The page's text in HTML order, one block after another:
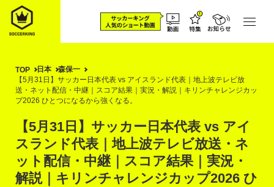
TOP 日本
森保一
【5月31日】サッカー日本代表 vs アイスランド代表｜地上波テレビ放
送・ネット配信・中継｜スコア結果｜実況・解説｜キリンチャレンジカッ
プ2026 ひとつになるから強くなる。
【5月31日】サッカー日本代表 vs アイ
スランド代表｜地上波テレビ放送・ネ
ット配信・中継｜スコア結果｜実況・
解説｜キリンチャレンジカップ2026 ひ